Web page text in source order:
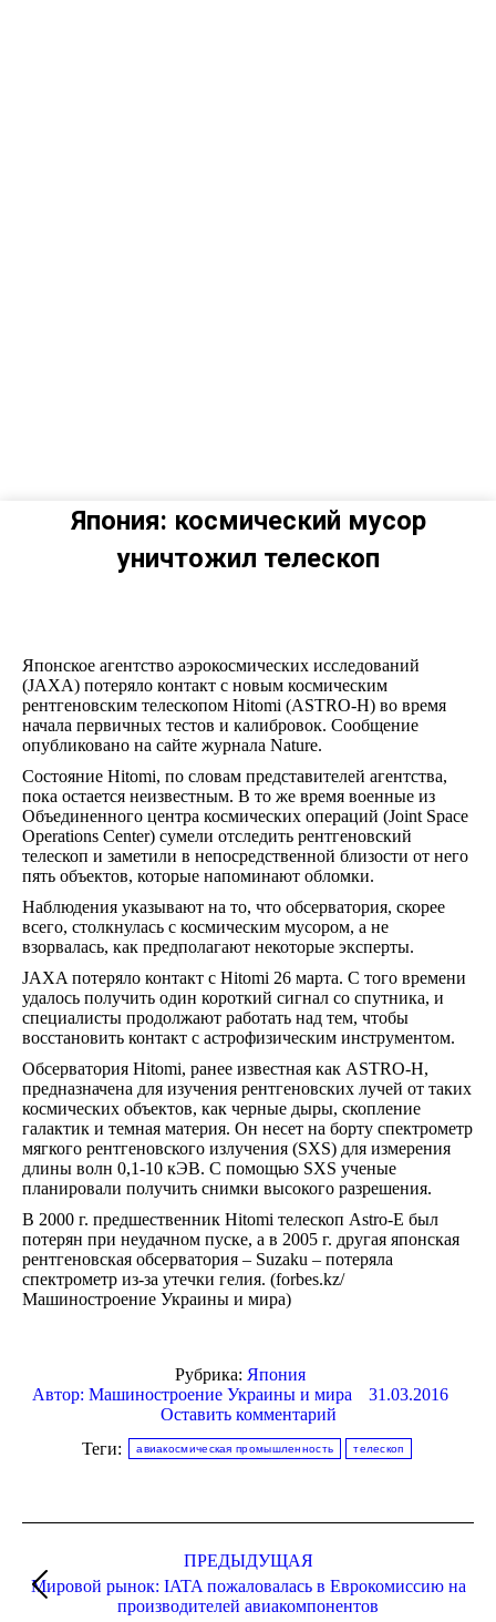
Япония: космический мусор
уничтожил телескоп
Японское агентство аэрокосмических исследований
(JAXA) потеряло контакт с новым космическим
рентгеновским телескопом Hitomi (ASTRO-H) во время
начала первичных тестов и калибровок. Сообщение
опубликовано на сайте журнала Nature.
Состояние Hitomi, по словам представителей агентства,
пока остается неизвестным. В то же время военные из
Объединенного центра космических операций (Joint Space
Operations Center) сумели отследить рентгеновский
телескоп и заметили в непосредственной близости от него
пять объектов, которые напоминают обломки.
Наблюдения указывают на то, что обсерватория, скорее
всего, столкнулась с космическим мусором, а не
взорвалась, как предполагают некоторые эксперты.
JAXA потеряло контакт с Hitomi 26 марта. С того времени
удалось получить один короткий сигнал со спутника, и
специалисты продолжают работать над тем, чтобы
восстановить контакт с астрофизическим инструментом.
Обсерватория Hitomi, ранее известная как ASTRO-H,
предназначена для изучения рентгеновских лучей от таких
космических объектов, как черные дыры, скопление
галактик и темная материя. Он несет на борту спектрометр
мягкого рентгеновского излучения (SXS) для измерения
длины волн 0,1-10 кЭВ. С помощью SXS ученые
планировали получить снимки высокого разрешения.
В 2000 г. предшественник Hitomi телескоп Astro-E был
потерян при неудачном пуске, а в 2005 г. другая японская
рентгеновская обсерватория – Suzaku – потеряла
спектрометр из-за утечки гелия. (forbes.kz/
Машиностроение Украины и мира)
Рубрика: Япония
Автор: Машиностроение Украины и мира
31.03.2016
Оставить комментарий
Теги:
авиакосмическая промышленность телескоп
по
записям
ПРЕДЫДУЩАЯ
Предыдущая
запись:
Мировой рынок: IATA пожаловалась в Еврокомиссию на
производителей авиакомпонентов